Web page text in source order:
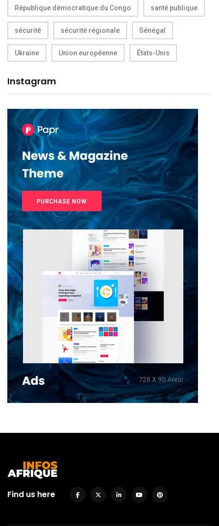
République démocratique du Congo santé publique
sécurité sécurité régionale Sénégal
Ukraine Union européenne États-Unis
Instagram
Find us here